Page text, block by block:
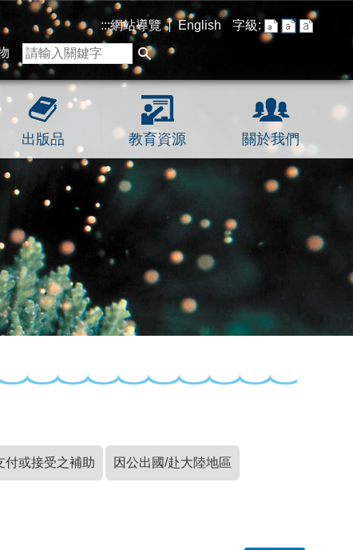
:::網站導覽 English
字級:
出版品 教育資源 關於我們
付或接受之補助 因公出國/赴大陸地區